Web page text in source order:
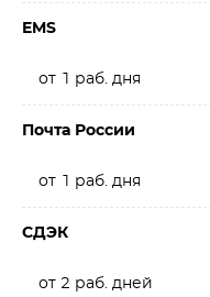
EMS
от 1 раб. дня
Почта России
от 1 раб. дня
СДЭК
от 2 раб. дней